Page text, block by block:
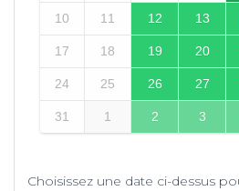
10 11 12 13
17 18 19 20
24 25 26 27
31 1 2 3
Choisissez une date ci-dessus